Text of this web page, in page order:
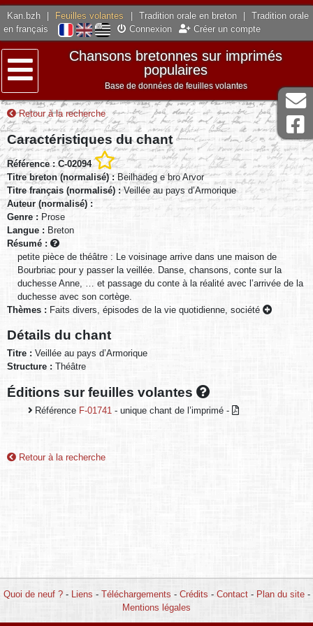
Kan.bzh Feuilles volantes Tradition orale en breton
Tradition orale
en français
Connexion Créer un compte
Menu
Chansons bretonnes sur imprimés
populaires
Base de données de feuilles volantes
Retour à la recherche
Caractéristiques du chant
Référence : C-02094
Titre breton (normalisé) :Beilhadeg e bro Arvor
Titre français (normalisé) :Veillée au pays d’Armorique
Auteur (normalisé) :
Genre : Prose
Langue : Breton
Résumé :
petite pièce de théâtre : Le voisinage arrive dans une maison de
Bourbriac pour y passer la veillée. Danse, chansons, conte sur la
duchesse Anne, … et passage du conte à la réalité avec l’arrivée de la
duchesse avec son cortège.
Thèmes : Faits divers, épisodes de la vie quotidienne, société
Détails du chant
Titre : Veillée au pays d’Armorique
Structure : Théâtre
Éditions sur feuilles volantes
Référence F-01741 - unique chant de l’imprimé -
Retour à la recherche
Quoi de neuf ?- Liens - Téléchargements - Crédits - Contact- Plan du site-
Mentions légales